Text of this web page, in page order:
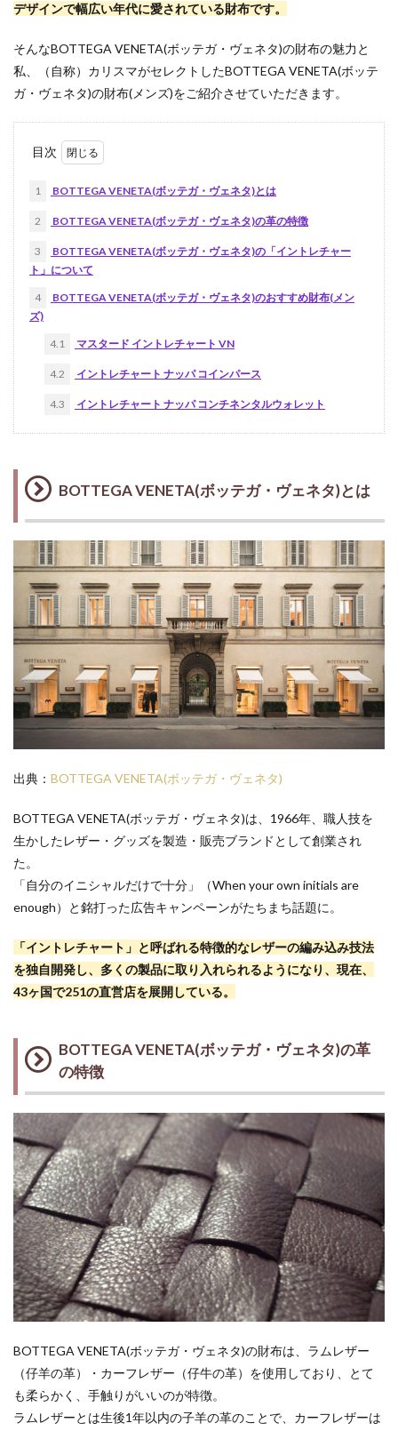
デザインで幅広い年代に愛されている財布です。
そんなBOTTEGA VENETA(ボッテガ・ヴェネタ)の財布の魅力と
私、（自称）カリスマがセレクトしたBOTTEGA VENETA(ボッテ
ガ・ヴェネタ)の財布(メンズ)をご紹介させていただきます。
目次
1 BOTTEGA VENETA(ボッテガ・ヴェネタ)とは
2 BOTTEGA VENETA(ボッテガ・ヴェネタ)の革の特徴
3
BOTTEGA VENETA(ボッテガ・ヴェネタ)の「イントレチャー
ト」について
4
BOTTEGA VENETA(ボッテガ・ヴェネタ)のおすすめ財布(メン
ズ)
4.1 マスタード イントレチャート VN
4.2 イントレチャート ナッパ コインパース
4.3 イントレチャート ナッパ コンチネンタルウォレット
BOTTEGA VENETA(ボッテガ・ヴェネタ)とは
出典： BOTTEGA VENETA(ボッテガ・ヴェネタ)
BOTTEGA VENETA(ボッテガ・ヴェネタ)は、1966年、職人技を
生かしたレザー・グッズを製造・販売ブランドとして創業され
た。
「自分のイニシャルだけで十分」（When your own initials are
enough）と銘打った広告キャンペーンがたちまち話題に。
「イントレチャート」と呼ばれる特徴的なレザーの編み込み技法
を独自開発し、多くの製品に取り入れられるようになり、現在、
43ヶ国で251の直営店を展開している。
BOTTEGA VENETA(ボッテガ・ヴェネタ)の革
の特徴
BOTTEGA VENETA(ボッテガ・ヴェネタ)の財布は、ラムレザー
（仔羊の革）・カーフレザー（仔牛の革）を使用しており、とて
も柔らかく、手触りがいいのが特徴。
ラムレザーとは生後1年以内の子羊の革のことで、カーフレザーは